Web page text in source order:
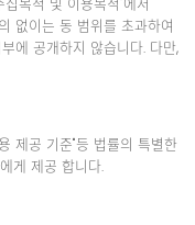
없이는 동 범위를 초과하여
에 공개하지 않습니다. 다만,
제공 기준"등 법률의 특별한
게 제공 합니다.